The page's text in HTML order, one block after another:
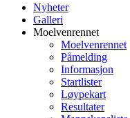
Nyheter
Galleri
Moelvenrennet
Moelvenrennet
Påmelding
Informasjon
Startlister
Løypekart
Resultater